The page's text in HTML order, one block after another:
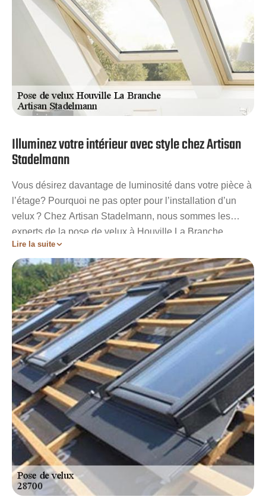
Illuminez votre intérieur avec style chez Artisan
Stadelmann
Vous désirez davantage de luminosité dans votre pièce à
l’étage? Pourquoi ne pas opter pour l’installation d’un
velux ? Chez Artisan Stadelmann, nous sommes les
experts de la pose de velux à Houville La Branche
28700. Forts de notre expérience de longue date, nous
vous garantissons un résultat impeccable grâce à notre
savoir-faire inégalé. Notre équipe de professionnels
chevronnés s’engage à faire entrer la lumière dans votre
espace de vie tout en préservant son esthétique.
N’hésitez plus, faites confiance à nous pour illuminer
votre intérieur avec style.
Lire la suite